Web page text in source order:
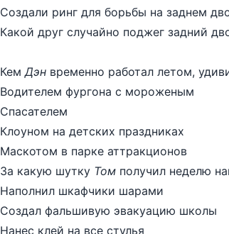
Создали ринг для борьбы на заднем
Какой друг случайно поджег задний
КемДэн временно работал летом,
Водителем фургона с мороженым
Спасателем
Клоуном на детских праздниках
Маскотом в парке аттракционов
За какую шутку Том получил неделю
Наполнил шкафчики шарами
Создал фальшивую эвакуацию школы
Нанес клей на все стулья